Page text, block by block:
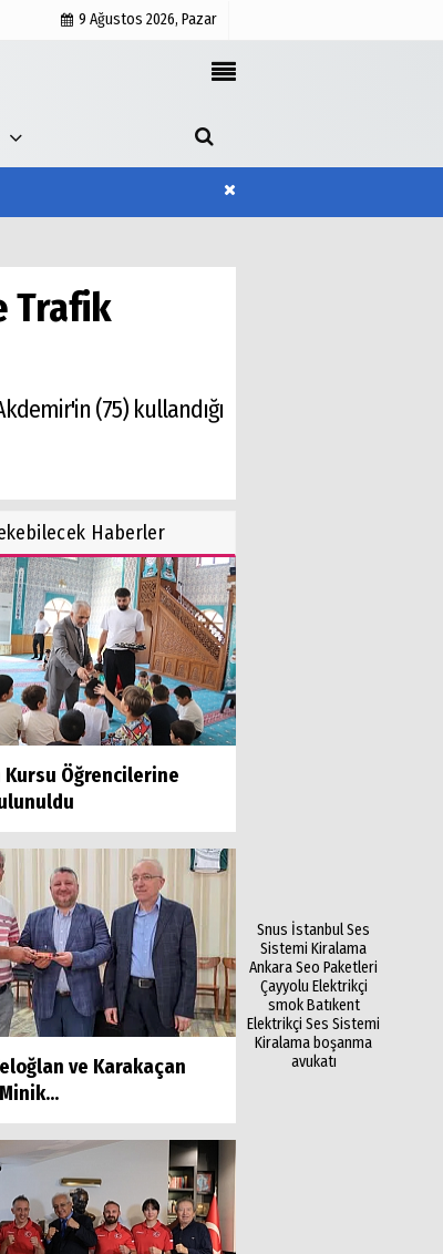
9 Ağustos 2026, Pazar
Mail Adresleri: info@haberci18.com /
cuguliniz@hotmail.com
Yönetim Paneli
Snus İstanbulSes
Sistemi Kiralama
AnkaraSeo Paketleri
Çayyolu Elektrikçi
smok Batıkent
Elektrikçi Ses Sistemi
Kiralama boşanma
avukatı
Trafik
(75) kullandığı
Haberler
Kursu Öğrencilerine
ve Karakaçan